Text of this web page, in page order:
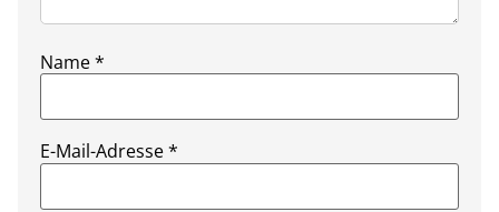
Name*
E-Mail-Adresse*